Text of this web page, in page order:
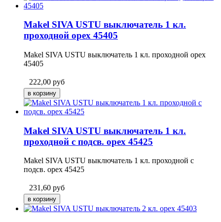
Makel SIVA USTU выключатель 1 кл.
проходной орех 45405
Makel SIVA USTU выключатель 1 кл. проходной орех
45405
222,00 руб
Makel SIVA USTU выключатель 1 кл.
проходной с подсв. орех 45425
Makel SIVA USTU выключатель 1 кл. проходной с
подсв. орех 45425
231,60 руб